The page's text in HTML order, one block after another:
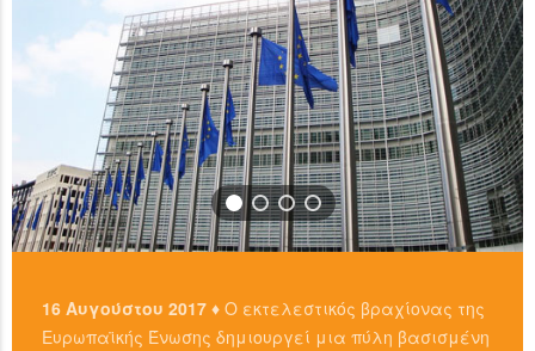
16 Αυγούστου 2017 ♦ Ο εκτελεστικός βραχίονας της
Ευρωπαϊκής Ένωσης δημιουργεί μια πύλη βασισμένη